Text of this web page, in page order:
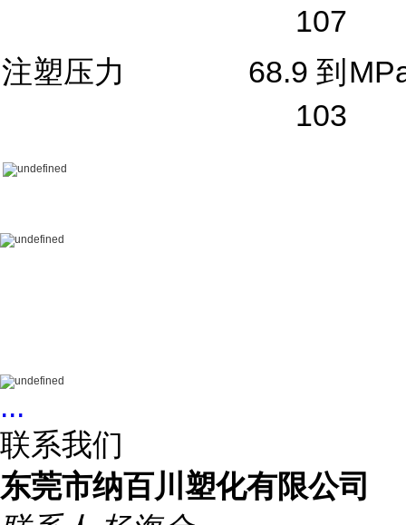
107
注塑压力
68.9 到
103
...
联系我们
东莞市纳百川塑化有限公司